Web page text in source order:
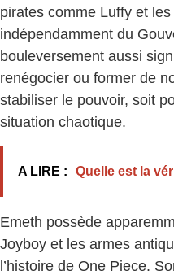
pirates comme Luffy et
indépendamment du
bouleversement aussi
renégocier ou former de
stabiliser le pouvoir, soit
situation chaotique.
A LIRE : Quelle est la
Emeth possède
Joyboy et les armes
l’histoire de One Piece.